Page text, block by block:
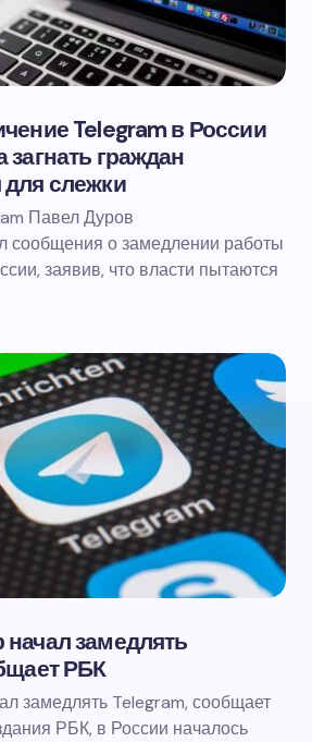
Telegram в России
граждан
слежки
Павел Дуров
сообщения о замедлении работы
заявив, что власти пытаются
замедлять
РБК
замедлять Telegram, сообщает
РБК, в России началось